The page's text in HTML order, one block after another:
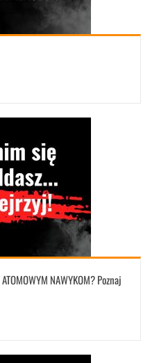
NAWYKOM? Poznaj